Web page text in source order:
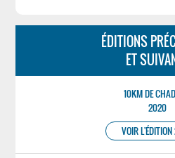
ÉDITIONS
ET
10KM DE
2020
VOIR